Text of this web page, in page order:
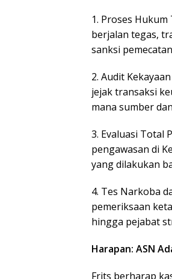
1. Proses
berjalan tegas,
sanksi
2. Audit
jejak transaksi
mana sumber
3. Evaluasi Total
pengawasan di
yang dilakukan
4. Tes Narkoba
pemeriksaan
hingga pejabat
Harapan: ASN
Frits berharap